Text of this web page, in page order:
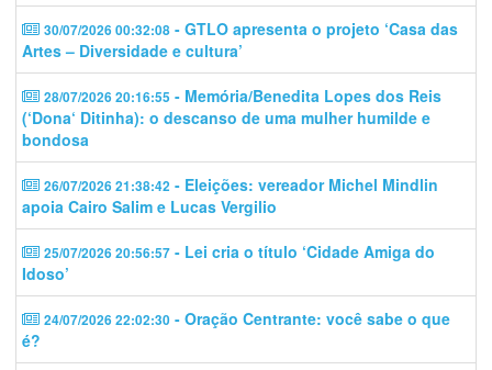
30/07/2026 00:32:08 - GTLO apresenta o projeto ‘Casa das
Artes – Diversidade e cultura’
28/07/2026 20:16:55 - Memória/Benedita Lopes dos Reis
(‘Dona‘ Ditinha): o descanso de uma mulher humilde e
bondosa
26/07/2026 21:38:42 - Eleições: vereador Michel Mindlin
apoia Cairo Salim e Lucas Vergilio
25/07/2026 20:56:57 - Lei cria o título ‘Cidade Amiga do
Idoso’
24/07/2026 22:02:30 - Oração Centrante: você sabe o que
é?